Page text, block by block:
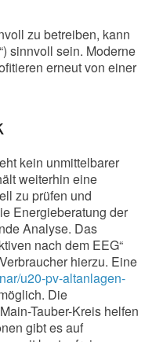
zu betreiben, kann
sinnvoll sein. Moderne
erneut von einer
kein unmittelbarer
weiterhin eine
zu prüfen und
Energieberatung der
Analyse. Das
nach dem EEG“
hierzu. Eine
u20-pv-altanlagen-
Die
Tauber-Kreis helfen
gibt es auf